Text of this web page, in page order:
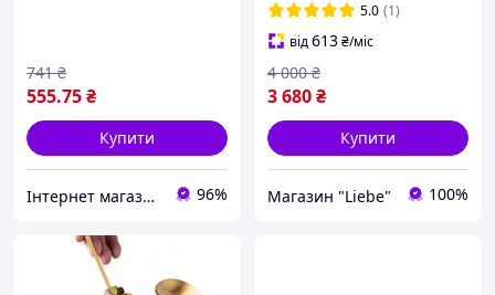
555.75₴
741 ₴
Купити
Інтернет магазин NORIM 96%
5.0 (1)
від613₴/міс
3 680₴
4 000 ₴
Купити
Магазин "Liebe" 100%